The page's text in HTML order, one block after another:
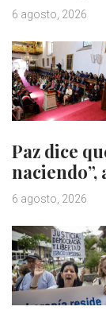
6 agosto, 2026
Paz dice
6 agosto, 2026